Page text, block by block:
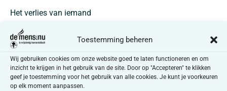
Toestemming beheren
Wij gebruiken cookies om onze website goed te laten functioneren en om
inzicht te krijgen in het gebruik van de site. Door op "Accepteren" te klikken
geef je toestemming voor het gebruik van alle cookies. Je kunt je voorkeuren
op elk moment aanpassen.
Het verlies van iemand
grote impact op je leven, op
je bestaan.
Soms voel je je alleen, heb je
het gevoel dat je omgeving
niet goed weet hoe die kan